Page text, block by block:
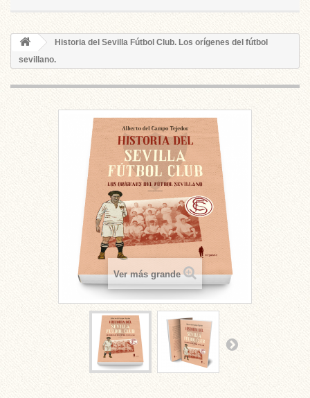
Historia del Sevilla Fútbol Club. Los orígenes del fútbol
sevillano.
Ver más grande